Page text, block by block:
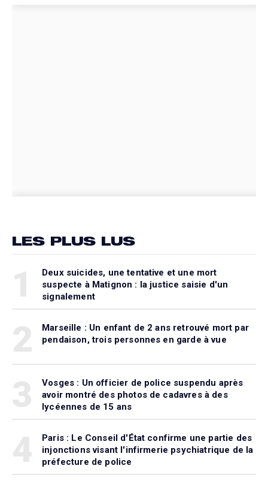
LES PLUS LUS
Deux suicides, une tentative et une mort
suspecte à Matignon : la justice saisie d'un
signalement
Marseille : Un enfant de 2 ans retrouvé mort par
pendaison, trois personnes en garde à vue
Vosges : Un officier de police suspendu après
avoir montré des photos de cadavres à des
lycéennes de 15 ans
Paris : Le Conseil d'État confirme une partie des
injonctions visant l'infirmerie psychiatrique de la
préfecture de police